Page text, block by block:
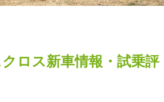
ロス新車情報・試乗評